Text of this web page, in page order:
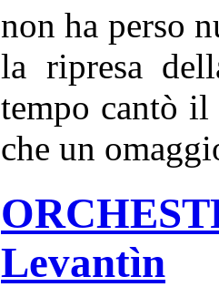
non ha perso
la ripresa
tempo cantò il
che un
Levantìn